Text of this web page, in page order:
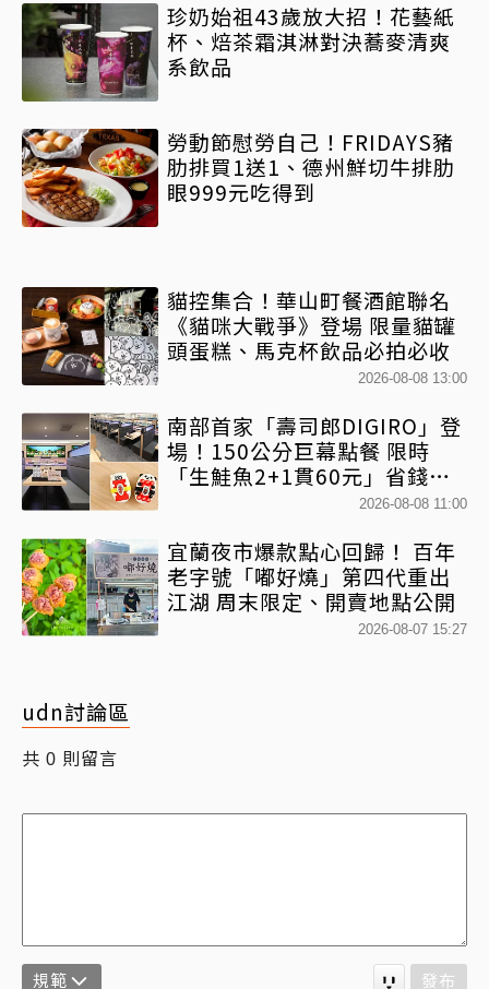
珍奶始祖43歲放大招！花藝紙
杯、焙茶霜淇淋對決蕎麥清爽
系飲品
勞動節慰勞自己！FRIDAYS豬
肋排買1送1、德州鮮切牛排肋
眼999元吃得到
貓控集合！華山町餐酒館聯名
《貓咪大戰爭》登場 限量貓罐
頭蛋糕、馬克杯飲品必拍必收
2026-08-08 13:00
南部首家「壽司郎DIGIRO」登
場！150公分巨幕點餐 限時
「生鮭魚2+1貫60元」省錢攻
2026-08-08 11:00
宜蘭夜市爆款點心回歸！ 百年
老字號「嘟好燒」第四代重出
江湖 周末限定、開賣地點公開
2026-08-07 15:27
udn討論區
共 0 則留言
規範 發布